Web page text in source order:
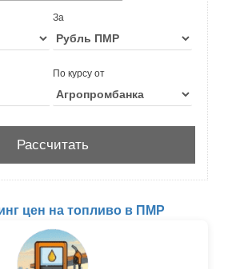
За
По курсу от
цен на топливо в ПМР